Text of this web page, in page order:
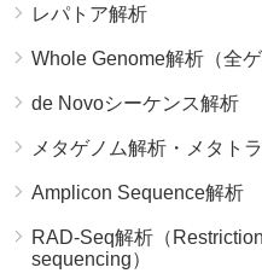
レパトア解析
Whole Genome解析（全ゲ
de Novoシーケンス解析
メタゲノム解析・メタト
Amplicon Sequence解析
RAD-Seq解析（
sequencing）